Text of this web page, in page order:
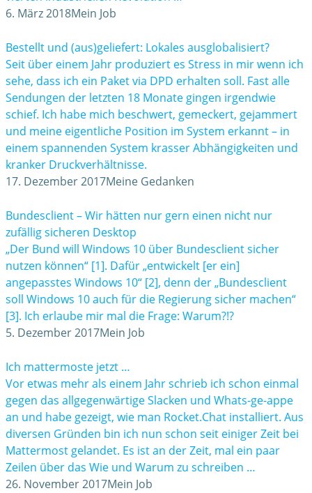
6. März 2018Mein Job
Bestellt und (aus)geliefert: Lokales ausglobalisiert?
Seit über einem Jahr produziert es Stress in mir wenn ich
sehe, dass ich ein Paket via DPD erhalten soll. Fast alle
Sendungen der letzten 18 Monate gingen irgendwie
schief. Ich habe mich beschwert, gemeckert, gejammert
und meine eigentliche Position im System erkannt – in
einem spannenden System krasser Abhängigkeiten und
kranker Druckverhältnisse.
17. Dezember 2017Meine Gedanken
Bundesclient – Wir hätten nur gern einen nicht nur
zufällig sicheren Desktop
„Der Bund will Windows 10 über Bundesclient sicher
nutzen können“ [1]. Dafür „entwickelt [er ein]
angepasstes Windows 10“ [2], denn der „Bundesclient
soll Windows 10 auch für die Regierung sicher machen“
[3]. Ich erlaube mir mal die Frage: Warum?!?
5. Dezember 2017Mein Job
Ich mattermoste jetzt …
Vor etwas mehr als einem Jahr schrieb ich schon einmal
gegen das allgegenwärtige Slacken und Whats-ge-appe
an und habe gezeigt, wie man Rocket.Chat installiert. Aus
diversen Gründen bin ich nun schon seit einiger Zeit bei
Mattermost gelandet. Es ist an der Zeit, mal ein paar
Zeilen über das Wie und Warum zu schreiben …
26. November 2017Mein Job